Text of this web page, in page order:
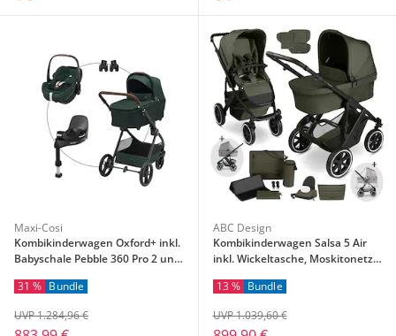
Maxi-Cosi
Kombikinderwagen Oxford+ inkl.
Babyschale Pebble 360 Pro 2 und
31 % Bundle
UVP 1.284,96 €
ABC Design
Kombikinderwagen Salsa 5 Air
inkl. Wickeltasche, Moskitonetz
13 % Bundle
UVP 1.039,60 €